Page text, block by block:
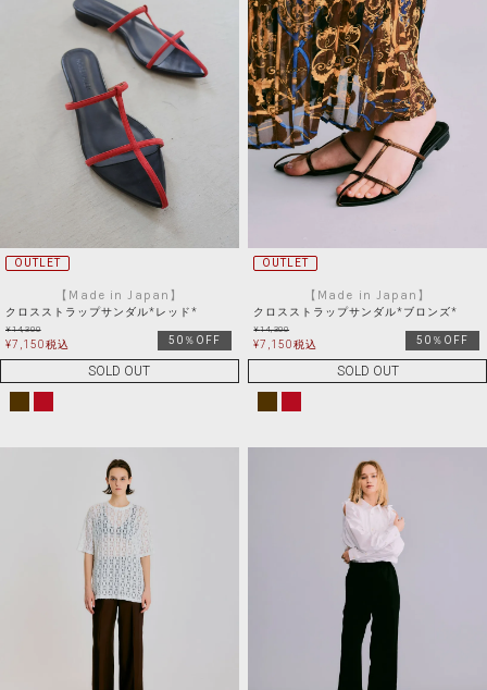
OUTLET
【Made in Japan】
クロスストラップサンダル*レッド*
¥14,300
¥7,150税込 50％OFF
SOLD OUT
OUTLET
【Made in Japan】
クロスストラップサンダル*ブロンズ*
¥14,300
¥7,150税込 50％OFF
SOLD OUT